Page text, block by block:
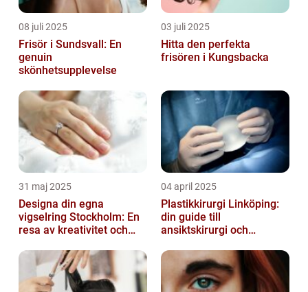
08 juli 2025
Frisör i Sundsvall: En
genuin
skönhetsupplevelse
03 juli 2025
Hitta den perfekta
frisören i Kungsbacka
31 maj 2025
Designa din egna
vigselring Stockholm: En
resa av kreativitet och
04 april 2025
Plastikkirurgi Linköping:
din guide till
ansiktskirurgi och